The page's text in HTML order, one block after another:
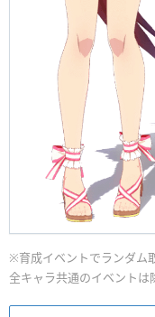
※育成イベントでランダム
全キャラ共通のイベントは